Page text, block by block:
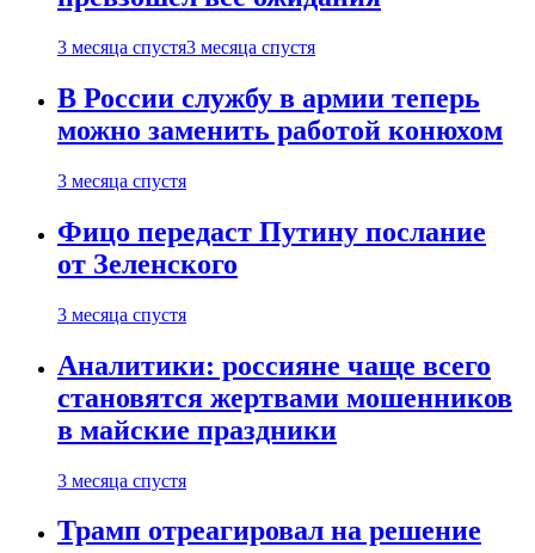
3 месяца спустя3 месяца спустя
В России службу в армии теперь
можно заменить работой конюхом
3 месяца спустя
Фицо передаст Путину послание
от Зеленского
3 месяца спустя
Аналитики: россияне чаще всего
становятся жертвами мошенников
в майские праздники
3 месяца спустя
Трамп отреагировал на решение